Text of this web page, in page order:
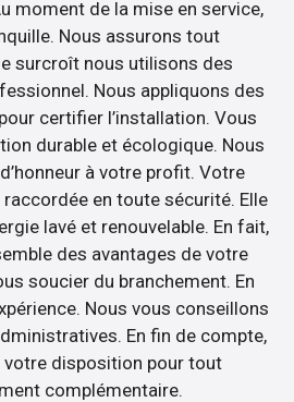
moment de la mise en service,
Nous assurons tout
surcroît nous utilisons des
Nous appliquons des
certifier l’installation. Vous
durable et écologique. Nous
à votre profit. Votre
en toute sécurité. Elle
lavé et renouvelable. En fait,
des avantages de votre
soucier du branchement. En
Nous vous conseillons
En fin de compte,
votre disposition pour tout
complémentaire.